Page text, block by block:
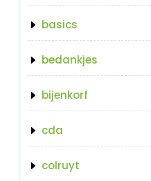
basics
bedankjes
bijenkorf
cda
colruyt